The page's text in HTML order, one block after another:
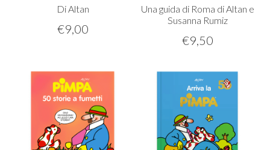
Di Altan
€9,00
Una guida di Roma di Altan e
Susanna Rumiz
€9,50